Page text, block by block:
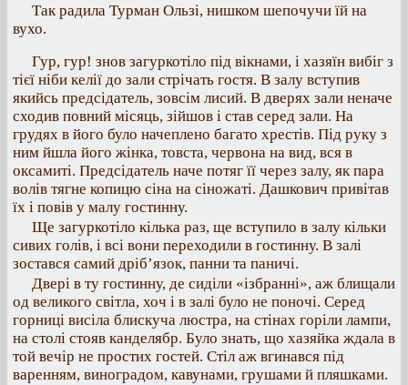
Так радила Турман Ользі, нишком шепочучи їй на
вухо.
Гур, гур! знов загуркотіло під вікнами, і хазяїн вибіг з
тієї ніби келії до зали стрічать гостя. В залу вступив
якийсь предсідатель, зовсім лисий. В дверях зали неначе
сходив повний місяць, зійшов і став серед зали. На
грудях в його було начеплено багато хрестів. Під руку з
ним йшла його жінка, товста, червона на вид, вся в
оксамиті. Предсідатель наче потяг її через залу, як пара
волів тягне копицю сіна на сіножаті. Дашкович привітав
їх і повів у малу гостинну.
Ще загуркотіло кілька раз, ще вступило в залу кільки
сивих голів, і всі вони переходили в гостинну. В залі
зостався самий дріб’язок, панни та паничі.
Двері в ту гостинну, де сиділи «ізбранні», аж блищали
од великого світла, хоч і в залі було не поночі. Серед
горниці висіла блискуча люстра, на стінах горіли лампи,
на столі стояв канделябр. Було знать, що хазяйка ждала в
той вечір не простих гостей. Стіл аж вгинався під
варенням, виноградом, кавунами, грушами й пляшками.